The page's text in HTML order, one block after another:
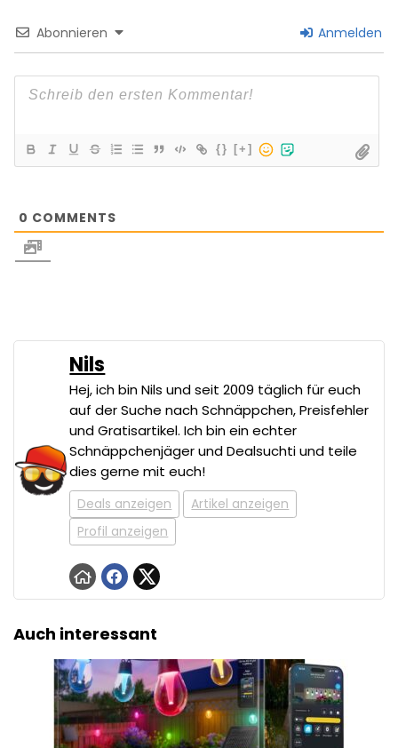
Abonnieren Anmelden
{} [+]
0 COMMENTS
Nils
Hej, ich bin Nils und seit 2009 täglich für euch
auf der Suche nach Schnäppchen, Preisfehler
und Gratisartikel. Ich bin ein echter
Schnäppchenjäger und Dealsuchti und teile
dies gerne mit euch!
Deals anzeigen
Artikel anzeigen
Profil anzeigen
Auch interessant